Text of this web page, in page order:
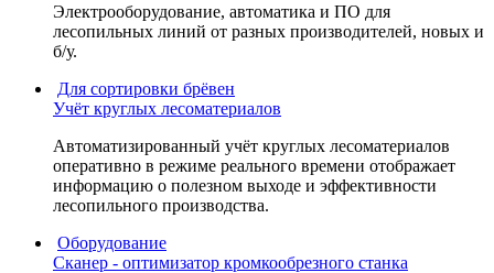
Электрооборудование, автоматика и ПО для
лесопильных линий от разных производителей, новых и
б/у.
Для сортировки брёвен
Учёт круглых лесоматериалов
Автоматизированный учёт круглых лесоматериалов
оперативно в режиме реального времени отображает
информацию о полезном выходе и эффективности
лесопильного производства.
Оборудование
Сканер - оптимизатор кромкообрезного станка